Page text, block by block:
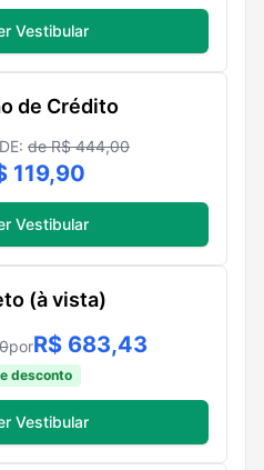
Vestibular
de Crédito
de R$444,00
119,90
Vestibular
(à vista)
porR$ 683,43
desconto
Vestibular